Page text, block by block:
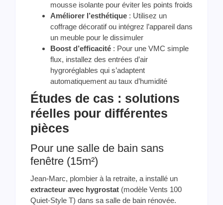
mousse isolante pour éviter les points froids
Améliorer l’esthétique : Utilisez un
coffrage décoratif ou intégrez l’appareil dans
un meuble pour le dissimuler
Boost d’efficacité : Pour une VMC simple
flux, installez des entrées d’air
hygroréglables qui s’adaptent
automatiquement au taux d’humidité
Études de cas : solutions
réelles pour différentes
pièces
Pour une salle de bain sans
fenêtre (15m²)
Jean-Marc, plombier à la retraite, a installé un
extracteur avec hygrostat (modèle Vents 100
Quiet-Style T) dans sa salle de bain rénovée.